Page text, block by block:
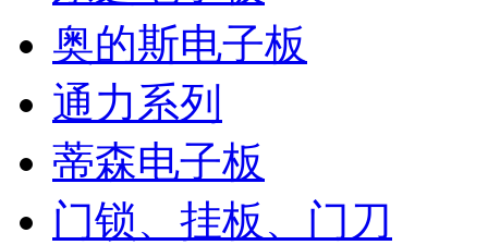
奥的斯电子板
通力系列
蒂森电子板
门锁、挂板、门刀